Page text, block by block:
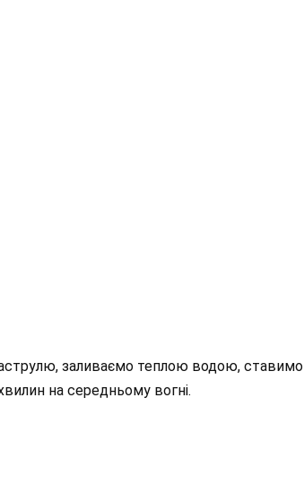
заливаємо теплою водою, ставимо
на середньому вогні.